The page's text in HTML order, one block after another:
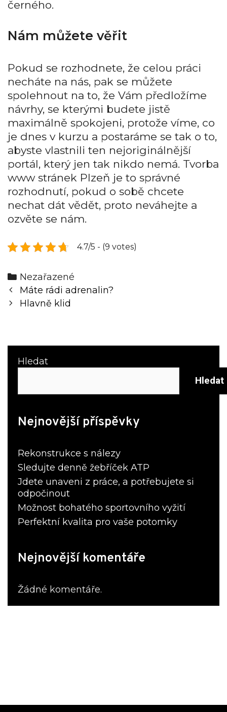
černého.
Nám můžete věřit
Pokud se rozhodnete, že celou práci
necháte na nás, pak se můžete
spolehnout na to, že Vám předložíme
návrhy, se kterými budete jistě
maximálně spokojeni, protože víme, co
je dnes v kurzu a postaráme se tak o to,
abyste vlastnili ten nejoriginálnější
portál, který jen tak nikdo nemá. Tvorba
www stránek Plzeň je to správné
rozhodnutí, pokud o sobě chcete
nechat dát vědět, proto neváhejte a
ozvěte se nám.
4.7/5 - (9 votes)
Categories
Nezařazené
Post
navigation
Máte rádi adrenalin?
Hlavně klid
Hledat
Hledat
Nejnovější příspěvky
Rekonstrukce s nálezy
Sledujte denně žebříček ATP
Jdete unaveni z práce, a potřebujete si
odpočinout
Možnost bohatého sportovního vyžití
Perfektní kvalita pro vaše potomky
Nejnovější komentáře
Žádné komentáře.